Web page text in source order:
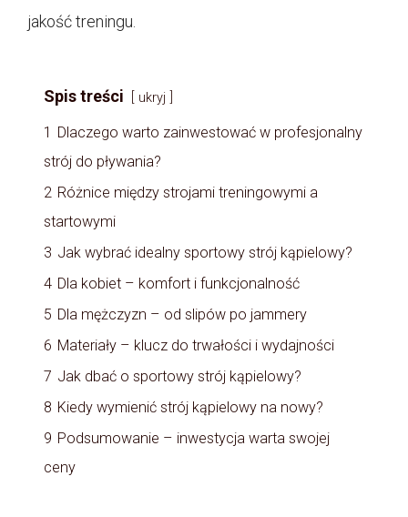
jakość treningu.
Spis treści ukryj
1 Dlaczego warto zainwestować w profesjonalny
strój do pływania?
2 Różnice między strojami treningowymi a
startowymi
3 Jak wybrać idealny sportowy strój kąpielowy?
4 Dla kobiet – komfort i funkcjonalność
5 Dla mężczyzn – od slipów po jammery
6 Materiały – klucz do trwałości i wydajności
7 Jak dbać o sportowy strój kąpielowy?
8 Kiedy wymienić strój kąpielowy na nowy?
9 Podsumowanie – inwestycja warta swojej
ceny